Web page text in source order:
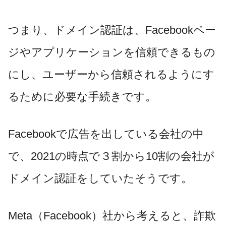
つまり、ドメイン認証は、Facebookペー
ジやアプリケーションを信頼できるもの
にし、ユーザーから信頼されるようにす
るために必要な手続きです。
Facebookで広告を出している会社の中
で、2021の時点で３割から10割の会社が
ドメイン認証をしていたそうです。
Meta（Facebook）社から考えると、詐欺